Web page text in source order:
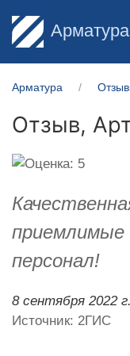
Арматура
Отзыв,
персонал!
8 сентября 2022 г.
Источник: 2ГИС